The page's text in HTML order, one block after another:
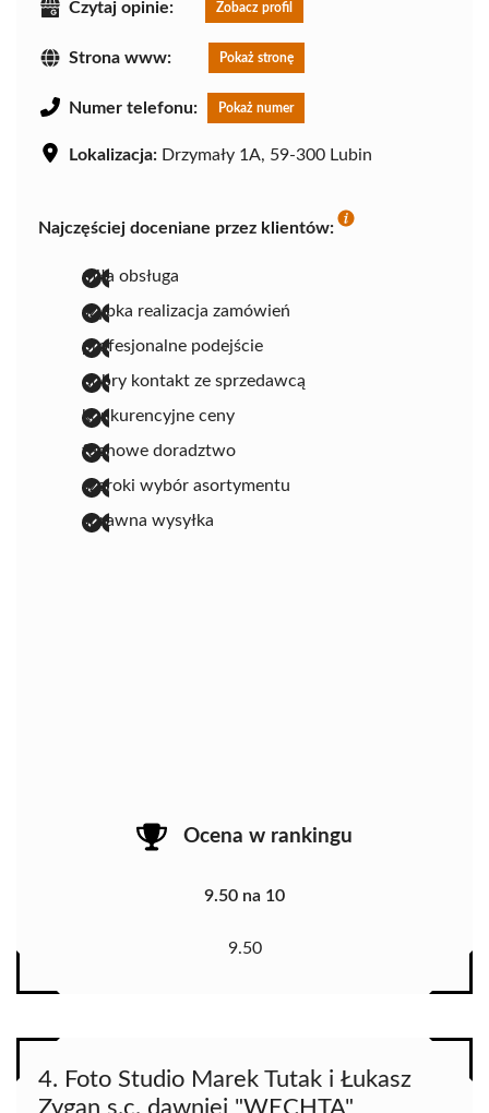
Czytaj opinie: Zobacz profil
Strona www: Pokaż stronę
Numer telefonu: Pokaż numer
Lokalizacja: Drzymały 1A, 59-300 Lubin
Najczęściej doceniane przez klientów:
miła obsługa
szybka realizacja zamówień
profesjonalne podejście
dobry kontakt ze sprzedawcą
konkurencyjne ceny
fachowe doradztwo
szeroki wybór asortymentu
sprawna wysyłka
Ocena w rankingu
9.50 na 10
9.50
4. Foto Studio Marek Tutak i Łukasz
Zygan s.c. dawniej "WECHTA"